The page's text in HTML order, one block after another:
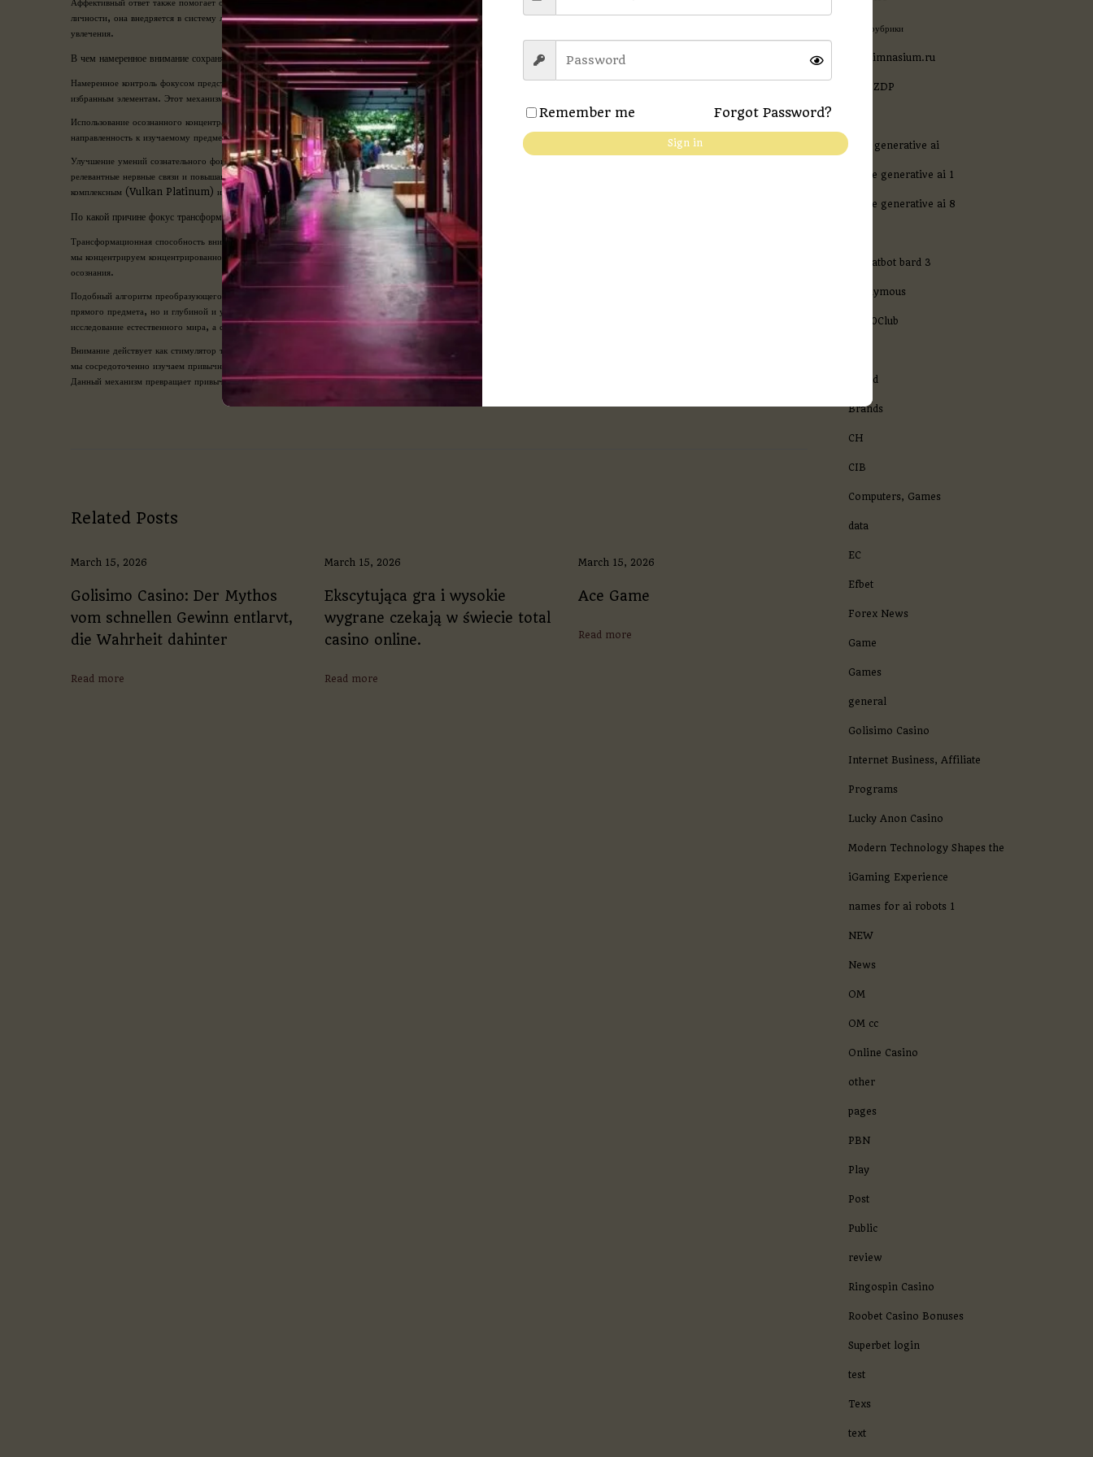
личности, она внедряется в систему личности и делается компонентом персонального практики. Такая аффективная включенность формирует надежную базис для долгосрочного
увлечения.
В чем намеренное внимание сохраняет устойчивый увлечение
Намеренное контроль фокусом представляет собой высший степень мыслительного регулирования, который позволяет целенаправленно удерживать и улучшать увлечение к
избранным элементам. Этот механизм предполагает развития метамыслительных умений – способности понимать и регулировать индивидуальные мыслительные операции.
Использование осознанного концентрации включает в себя несколько ключевых составляющих. Сначала, это умение замечать случаи рассеивания концентрации и восстанавливать
направленность к изучаемому предмету. Во-вторых, умение определять оптимальные стратегии фокусировки в зависимости от характера задачи и настоящего ситуации сознания.
Улучшение умений сознательного фокуса нуждается в постоянной тренировки и саморефлексии. Систематические тренировки на сосредоточение концентрации развивают
релевантные нервные связи и повышают устойчивость фокуса к внешним помехам. Это образует благоприятные условия для поддержания длительного любопытства даже к
комплексным (Vulkan Platinum) или вначале неувлекательным предметам.
По какой причине фокус трансформирует стандартное в захватывающее
Трансформационная способность внимания состоит в его возможности обнаруживать скрытую комплексность и красоту даже в крайне повседневных процессах. При условии что
мы концентрируем концентрированное фокус на стандартные элементы, мы приступаем к обнаруживать нюансы, закономерности и отношения, которые ранее являлись за пределами
осознания.
Подобный алгоритм преобразующего фокуса в Вулкан Казино Платинум строится на фундаментальном законе: уровень нашего восприятия определяется не только особенностями
прямого предмета, но и глубиной и уровнем внимания, которое мы ему направляем. Концентрированное созерцание способно трансформировать простую ходьбу в увлекательное
исследование естественного мира, а стандартный беседу – в глубокий психологический анализ.
Внимание действует как стимулятор творческого мышления, способствуя обнаруживать непредвиденные отношения между различными гранями действительности. При условии что
мы сосредоточенно изучаем привычные объекты или явления, наш интеллект самостоятельно начинает отыскивать сравнения, символы и новые пути интерпретации наблюдаемого.
Данный механизм превращает привычное понимание в созидательное познание, наполняя ежедневное существование ценностью и интересом.
р
о
в
и
м
и
Related Posts
March 15, 2026
Golisimo Casino: Der Mythos
vom schnellen Gewinn entlarvt,
die Wahrheit dahinter
Read more
March 15, 2026
Ekscytująca gra i wysokie
wygrane czekają w świecie total
casino online.
Read more
March 15, 2026
Ace Game
Read more
! Без рубрики
150gimnasium.ru
2000ZDP
a16z generative ai
adobe generative ai 1
adobe generative ai 8
ai chatbot bard 3
anonymous
Bet30Club
Brand
Brands
CH
CIB
Computers, Games
data
EC
Efbet
Forex News
Game
Games
general
Golisimo Casino
Internet Business, Affiliate
Programs
Lucky Anon Casino
Modern Technology Shapes the
iGaming Experience
names for ai robots 1
NEW
News
OM
OM cc
Online Casino
other
pages
PBN
Play
Post
Public
review
Ringospin Casino
Roobet Casino Bonuses
Superbet login
test
Texs
text
Remember me Forgot Password?
Sign in